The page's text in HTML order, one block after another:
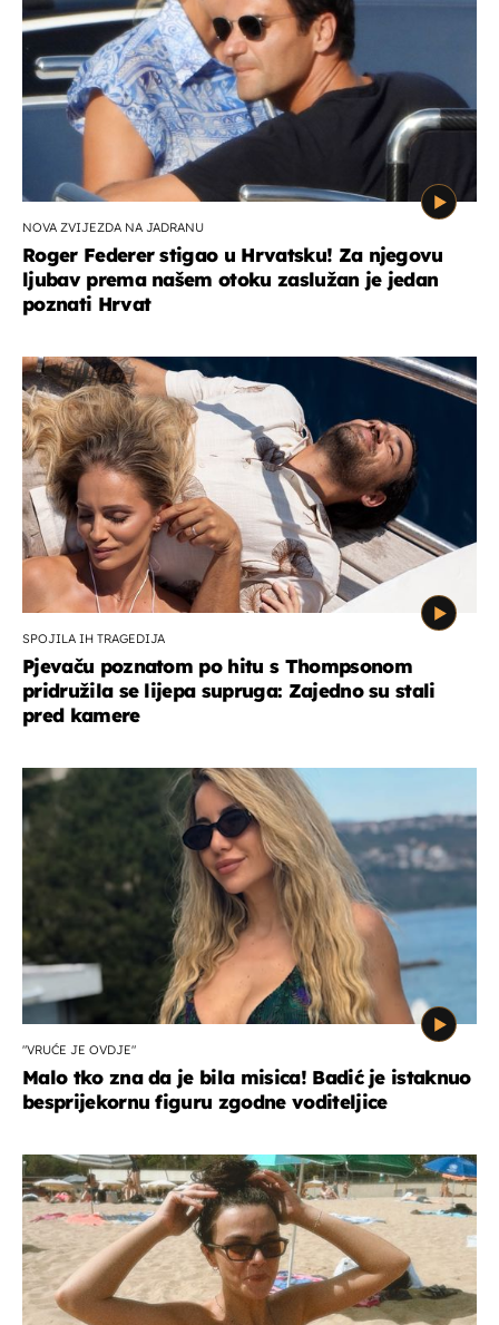
NOVA ZVIJEZDA NA JADRANU
Roger Federer stigao u Hrvatsku! Za njegovu
ljubav prema našem otoku zaslužan je jedan
poznati Hrvat
SPOJILA IH TRAGEDIJA
Pjevaču poznatom po hitu s Thompsonom
pridružila se lijepa supruga: Zajedno su stali
pred kamere
"VRUĆE JE OVDJE"
Malo tko zna da je bila misica! Badić je istaknuo
besprijekornu figuru zgodne voditeljice